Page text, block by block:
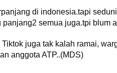
di indonesia.tapi
panjang2 semua juga.tpi blum
juga tak kalah ramai,
anggota ATP..(MDS)